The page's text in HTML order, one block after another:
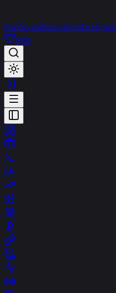
PortföyümFavorilerimCanlı
PRO